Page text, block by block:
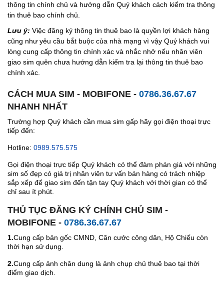
thông tin chính chủ và hướng dẫn Quý khách cách kiểm tra thông
tin thuê bao chính chủ.
Lưu ý: Việc đăng ký thông tin thuê bao là quyền lợi khách hàng
cũng như yêu cầu bắt buộc của nhà mạng vì vậy Quý khách vui
lòng cung cấp thông tin chính xác và nhắc nhở nếu nhân viên
giao sim quên chưa hướng dẫn kiểm tra lại thông tin thuê bao
chính xác.
CÁCH MUA SIM - MOBIFONE - 0786.36.67.67
NHANH NHẤT
Trường hợp Quý khách cần mua sim gấp hãy gọi điện thoại trực
tiếp đến:
Hotline: 0989.575.575
Gọi điện thoại trực tiếp Quý khách có thể đàm phán giá với những
sim số đẹp có giá trị nhân viên tư vấn bán hàng có trách nhiệp
sắp xếp để giao sim đến tận tay Quý khách với thời gian có thể
chỉ sau ít phút.
THỦ TỤC ĐĂNG KÝ CHÍNH CHỦ SIM -
MOBIFONE - 0786.36.67.67
1.Cung cấp bản gốc CMND, Căn cước công dân, Hộ Chiếu còn
thời hạn sử dụng.
2.Cung cấp ảnh chân dung là ảnh chụp chủ thuê bao tại thời
điểm giao dịch.